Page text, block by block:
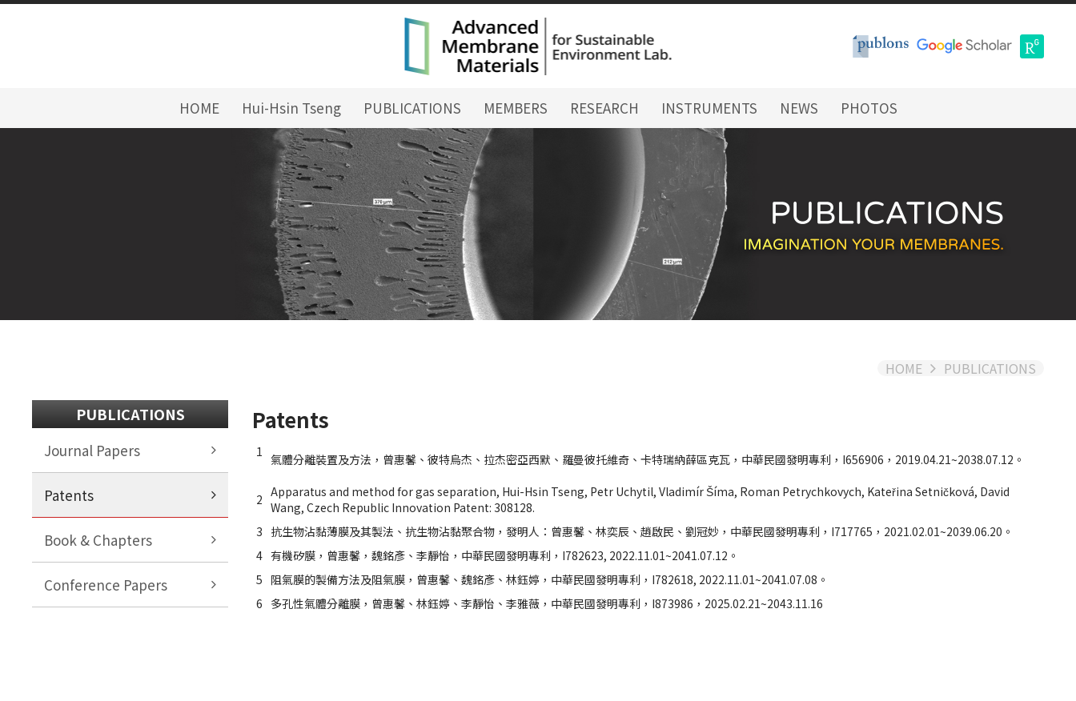
HOME Hui-Hsin Tseng PUBLICATIONS MEMBERS RESEARCH INSTRUMENTS NEWS PHOTOS
HOME PUBLICATIONS
PUBLICATIONS
Journal Papers
Patents
Book & Chapters
Conference Papers
Patents
1 氣體分離裝置及方法，曾惠馨、彼特烏杰、拉杰密亞西默、羅曼彼托維奇、卡特瑞納薛區克瓦，中華民國發明專利，I656906，2019.04.21~2038.07.12。
2 Apparatus and method for gas separation, Hui-Hsin Tseng, Petr Uchytil, Vladimír Šíma, Roman Petrychkovych, Kateřina Setničková, David
Wang, Czech Republic Innovation Patent: 308128.
3 抗生物沾黏薄膜及其製法、抗生物沾黏聚合物，發明人：曾惠馨、林奕辰、趙啟民、劉冠妙，中華民國發明專利，I717765，2021.02.01~2039.06.20。
4 有機矽膜，曾惠馨，魏銘彥、李靜怡，中華民國發明專利，I782623, 2022.11.01~2041.07.12。
5 阻氣膜的製備方法及阻氣膜，曾惠馨、魏銘彥、林鈺婷，中華民國發明專利，I782618, 2022.11.01~2041.07.08。
6 多孔性氣體分離膜，曾惠馨、林鈺婷、李靜怡、李雅薇，中華民國發明專利，I873986，2025.02.21~2043.11.16